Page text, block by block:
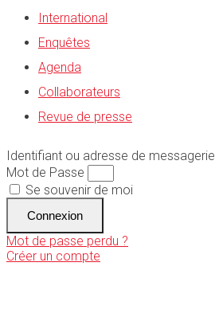
International
Enquêtes
Agenda
Collaborateurs
Revue de presse
Identifiant ou adresse de messagerie
Mot de Passe
Se souvenir de moi
Connexion
Mot de passe perdu ?
Créer un compte